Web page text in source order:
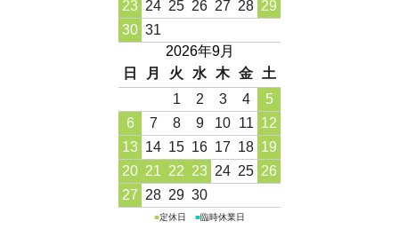
23 24 25 26 27 28 29
30 31
2026年9月
日
月 火 水 木 金
土
1
2 3 4
5
6
7 8 9 10 11 12
13 14 15 16 17 18 19
20 21 22 23 24 25 26
27 28 29 30
■定休日 ■臨時休業日